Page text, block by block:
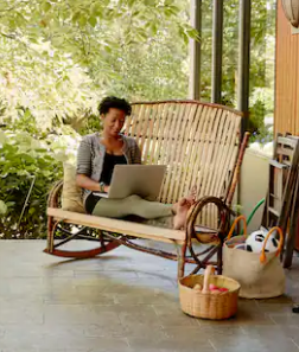
je de pijltjestoetsen omhoog en